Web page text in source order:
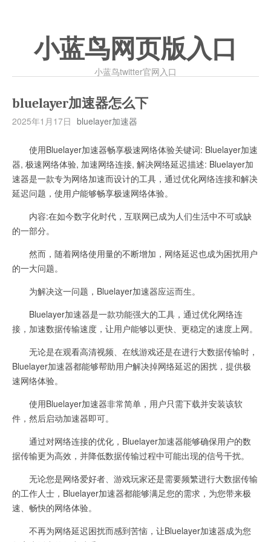
小蓝鸟网页版入口
小蓝鸟twitter官网入口
bluelayer加速器怎么下
2025年1月17日 bluelayer加速器
使用Bluelayer加速器畅享极速网络体验关键词: Bluelayer加速
器, 极速网络体验, 加速网络连接, 解决网络延迟描述: Bluelayer加
速器是一款专为网络加速而设计的工具，通过优化网络连接和解决
延迟问题，使用户能够畅享极速网络体验。
内容:在如今数字化时代，互联网已成为人们生活中不可或缺
的一部分。
然而，随着网络使用量的不断增加，网络延迟也成为困扰用户
的一大问题。
为解决这一问题，Bluelayer加速器应运而生。
Bluelayer加速器是一款功能强大的工具，通过优化网络连
接，加速数据传输速度，让用户能够以更快、更稳定的速度上网。
无论是在观看高清视频、在线游戏还是在进行大数据传输时，
Bluelayer加速器都能够帮助用户解决掉网络延迟的困扰，提供极
速网络体验。
使用Bluelayer加速器非常简单，用户只需下载并安装该软
件，然后启动加速器即可。
通过对网络连接的优化，Bluelayer加速器能够确保用户的数
据传输更为高效，并降低数据传输过程中可能出现的信号干扰。
无论您是网络爱好者、游戏玩家还是需要频繁进行大数据传输
的工作人士，Bluelayer加速器都能够满足您的需求，为您带来极
速、畅快的网络体验。
不再为网络延迟困扰而感到苦恼，让Bluelayer加速器成为您